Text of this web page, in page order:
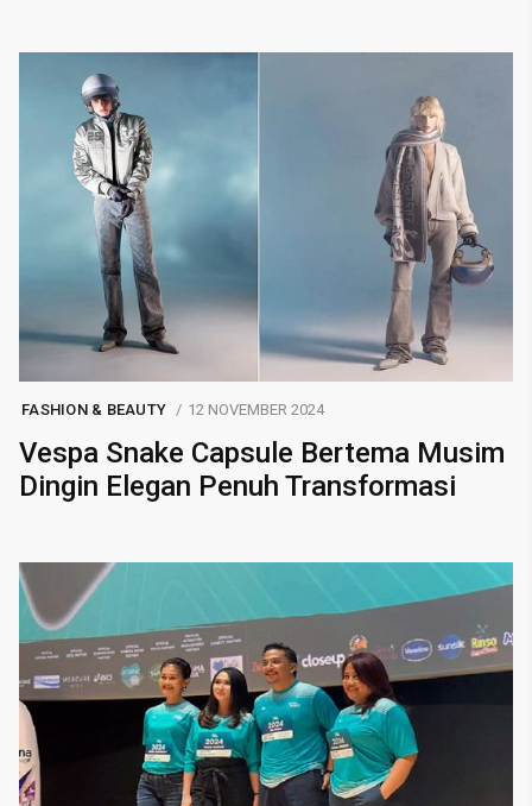
FASHION & BEAUTY 12 NOVEMBER 2024
Vespa Snake Capsule Bertema Musim
Dingin Elegan Penuh Transformasi